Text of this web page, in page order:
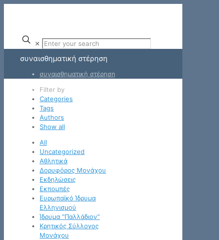
✕
συναισθηματική στέρηση
συναισθηματική στέρηση
Filter by
Categories
Tags
Authors
Show all
All
Uncategorized
Αθλητικά
Δορυφόρος Μονάχου
Εκδηλώσεις
Εκπομπές
Ευρωπαϊκό Ίδρυμα
Ελληνισμού
Ίδρυμα "Παλλάδιον"
Κρητικός Σύλλογος
Μονάχου